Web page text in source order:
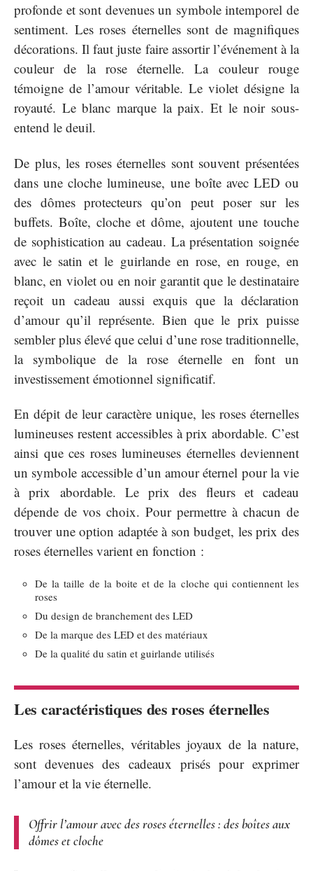
profonde et sont devenues un symbole intemporel de
sentiment. Les roses éternelles sont de magnifiques
décorations. Il faut juste faire assortir l’événement à la
couleur de la rose éternelle. La couleur rouge
témoigne de l’amour véritable. Le violet désigne la
royauté. Le blanc marque la paix. Et le noir sous-
entend le deuil.
De plus, les roses éternelles sont souvent présentées
dans une cloche lumineuse, une boîte avec LED ou
des dômes protecteurs qu’on peut poser sur les
buffets. Boîte, cloche et dôme, ajoutent une touche
de sophistication au cadeau. La présentation soignée
avec le satin et le guirlande en rose, en rouge, en
blanc, en violet ou en noir garantit que le destinataire
reçoit un cadeau aussi exquis que la déclaration
d’amour qu’il représente. Bien que le prix puisse
sembler plus élevé que celui d’une rose traditionnelle,
la symbolique de la rose éternelle en font un
investissement émotionnel significatif.
En dépit de leur caractère unique, les roses éternelles
lumineuses restent accessibles à prix abordable. C’est
ainsi que ces roses lumineuses éternelles deviennent
un symbole accessible d’un amour éternel pour la vie
à prix abordable. Le prix des fleurs et cadeau
dépende de vos choix. Pour permettre à chacun de
trouver une option adaptée à son budget, les prix des
roses éternelles varient en fonction :
De la taille de la boite et de la cloche qui contiennent les
roses
Du design de branchement des LED
De la marque des LED et des matériaux
De la qualité du satin et guirlande utilisés
Les caractéristiques des roses éternelles
Les roses éternelles, véritables joyaux de la nature,
sont devenues des cadeaux prisés pour exprimer
l’amour et la vie éternelle.
Offrir l’amour avec des roses éternelles : des boîtes aux
dômes et cloche